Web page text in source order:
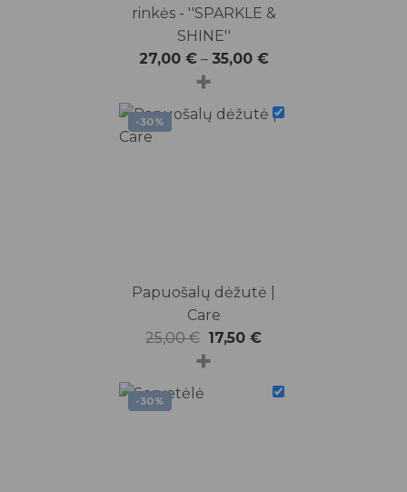
rinkės - ''SPARKLE &
SHINE''
27,00 €– 35,00 €
+
-30%
Papuošalų dėžutė |
Care
25,00€ Original
price
17,50 €Current
+
-30%